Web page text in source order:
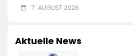
7. AUGUST 2026
Aktuelle News